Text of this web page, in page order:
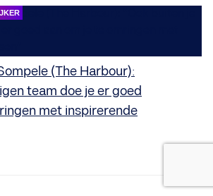
(The Harbour):
team doe je er goed
met inspirerende